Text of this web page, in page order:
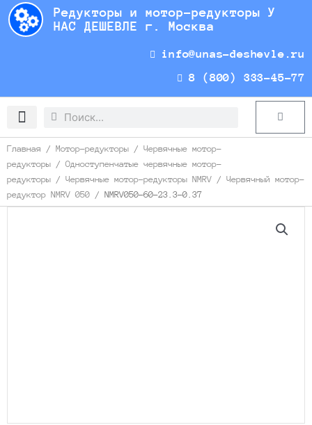
Перейти
содержимому
Редукторы и мотор-редукторы У
НАС ДЕШЕВЛЕ г. Москва
info@unas-deshevle.ru
8 (800) 333-45-77
Search
Search Cart
Главная / Мотор-редукторы / Червячные мотор-
редукторы / Одноступенчатые червячные мотор-
редукторы / Червячные мотор-редукторы NMRV / Червячный мотор-
редуктор NMRV 050 / NMRV050-60-23.3-0.37